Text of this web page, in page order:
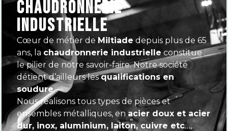
CHAUDRONNERIE
INDUSTRIELLE
Cœur de métier de Miltiade depuis plus de 65
ans, la chaudronnerie industrielleconstitue
le pilier de notre savoir-faire. Notre société
détient d’ailleurs lesqualifications en
soudure.
Nous réalisons tous types de pièces et
ensembles métalliques, en acier doux et acier
dur, inox, aluminium, laiton, cuivre etc…,